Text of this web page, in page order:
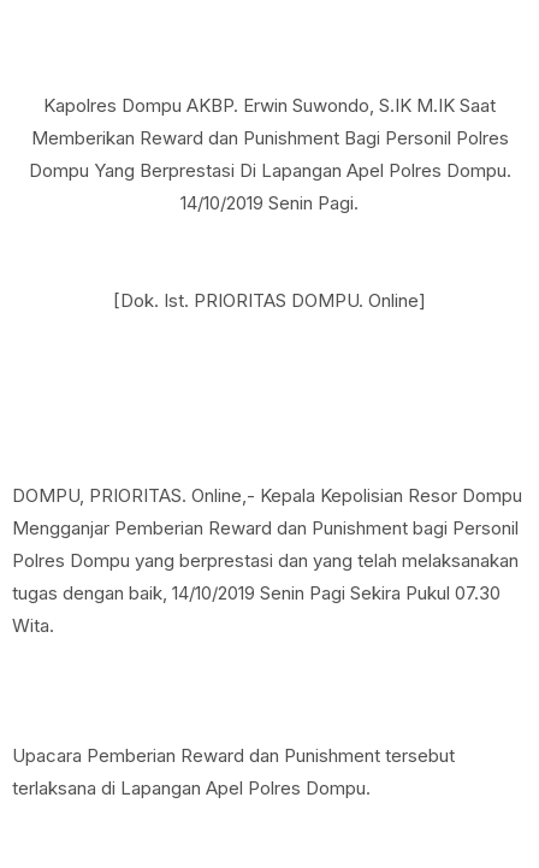
Kapolres Dompu AKBP. Erwin Suwondo, S.IK M.IK Saat
Memberikan Reward dan Punishment Bagi Personil Polres
Dompu Yang Berprestasi Di Lapangan Apel Polres Dompu.
14/10/2019 Senin Pagi.
[Dok. Ist. PRIORITAS DOMPU. Online]
DOMPU, PRIORITAS. Online,- Kepala Kepolisian Resor Dompu
Mengganjar Pemberian Reward dan Punishment bagi Personil
Polres Dompu yang berprestasi dan yang telah melaksanakan
tugas dengan baik, 14/10/2019 Senin Pagi Sekira Pukul 07.30
Wita.
Upacara Pemberian Reward dan Punishment tersebut
terlaksana di Lapangan Apel Polres Dompu.